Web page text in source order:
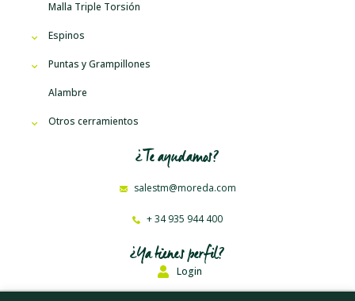
Malla Triple Torsión
Espinos
Puntas y Grampillones
Alambre
Otros cerramientos
¿Te ayudamos?
salestm@moreda.com
+ 34 935 944 400
¿Ya tienes perfil?
Login